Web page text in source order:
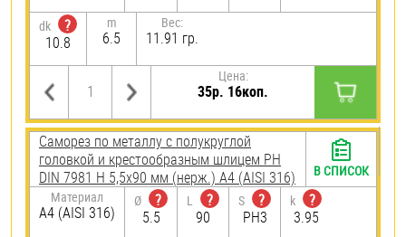
dk
?
10.8
m
6.5
Вес:
11.91 гр.
Цена:
35р. 16коп.
Саморез по металлу с полукруглой
головкой и крестообразным шлицем PH
DIN 7981 H 5,5х90 мм (нерж.) A4 (AISI 316)
Материал
A4 (AISI 316)
Ø
?
5.5
L
?
90
S
?
PH3
k
?
3.95
В СПИСОК